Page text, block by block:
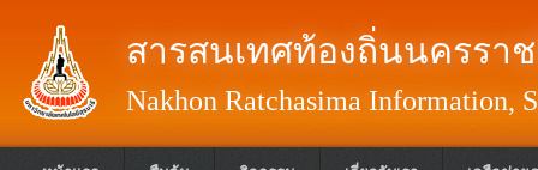
สารสนเทศท้องถิ่นนครรา
Nakhon Ratchasima Information,